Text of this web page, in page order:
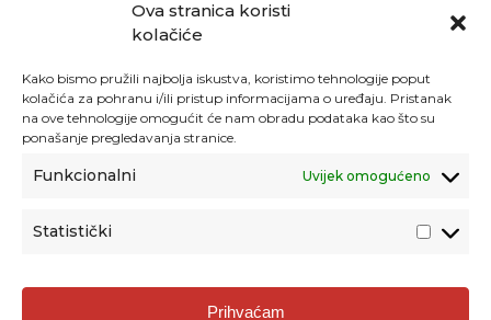
Ova stranica koristi
kolačiće
Kako bismo pružili najbolja iskustva, koristimo tehnologije poput
kolačića za pohranu i/ili pristup informacijama o uređaju. Pristanak
na ove tehnologije omogućit će nam obradu podataka kao što su
ponašanje pregledavanja stranice.
Funkcionalni Uvijek omogućeno
Statistički
Prihvaćam
Agencija za odgoj i obrazovanje